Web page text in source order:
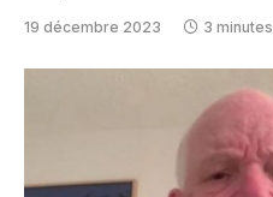
19 décembre 2023 3 minutes